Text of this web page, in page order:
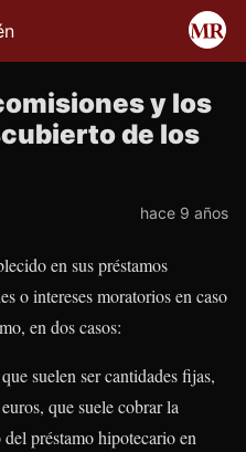
y los
de los
hace 9 años
en sus préstamos
o intereses moratorios en caso
en dos casos:
suelen ser cantidades fijas,
que suele cobrar la
préstamo hipotecario en